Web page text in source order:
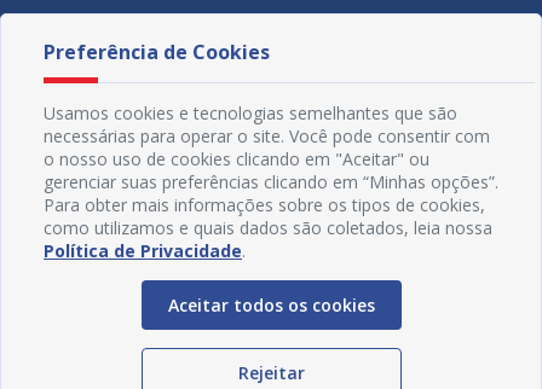
Redes Sociais
Preferência de Cookies
Usamos cookies e tecnologias semelhantes que são
necessárias para operar o site. Você pode consentir com
o nosso uso de cookies clicando em "Aceitar" ou
gerenciar suas preferências clicando em “Minhas opções”.
Para obter mais informações sobre os tipos de cookies,
como utilizamos e quais dados são coletados, leia nossa
Política de Privacidade.
Aceitar todos os cookies
Rejeitar